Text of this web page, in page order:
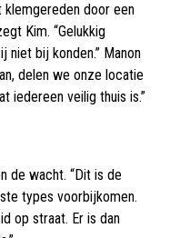
klemgereden door een
Kim. “Gelukkig
niet bij konden.” Manon
delen we onze locatie
iedereen veilig thuis is.”
de wacht. “Dit is de
types voorbijkomen.
op straat. Er is dan